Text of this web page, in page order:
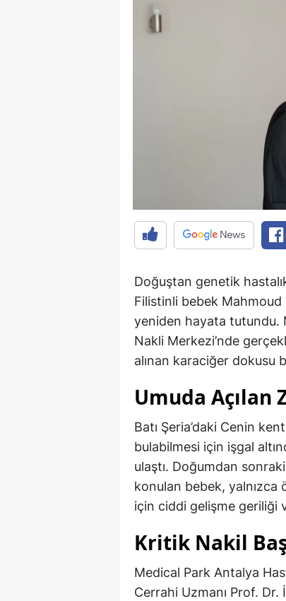
Doğuştan genetik
Filistinli bebek Mahmoud
yeniden hayata tutundu.
Nakli Merkezi’nde
alınan karaciğer dokusu
Umuda Açılan
Batı Şeria’daki Cenin
bulabilmesi için işgal
ulaştı. Doğumdan
konulan bebek,
için ciddi gelişme geriliği
Kritik Nakil
Medical Park Antalya
Cerrahi Uzmanı Prof.